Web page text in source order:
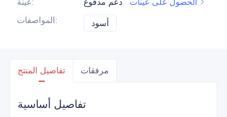
المواصفات: أسود
تفاصيل المنتج مرفقات
تفاصيل أساسية